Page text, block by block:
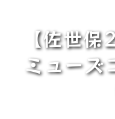
【佐世
ミューズ